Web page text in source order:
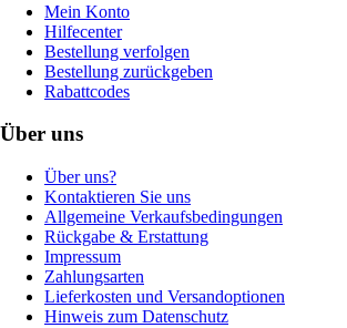
Mein Konto
Hilfecenter
Bestellung verfolgen
Bestellung zurückgeben
Rabattcodes
Über uns
Über uns?
Kontaktieren Sie uns
Allgemeine Verkaufsbedingungen
Rückgabe & Erstattung
Impressum
Zahlungsarten
Lieferkosten und Versandoptionen
Hinweis zum Datenschutz